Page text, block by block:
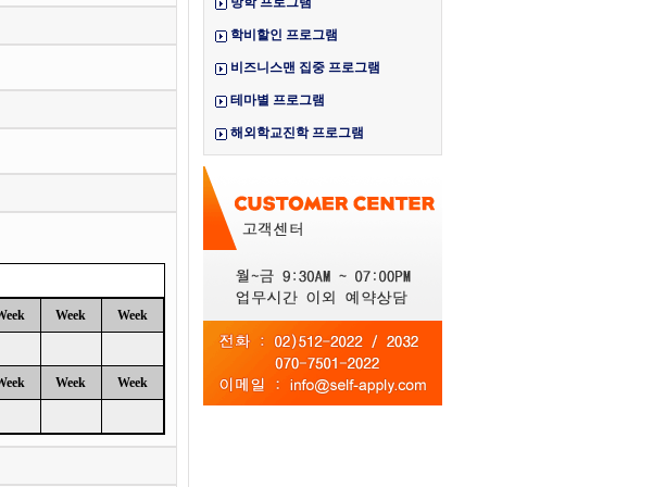
Week Week
Week Week
학비할인 프로그램
비즈니스맨 집중 프로그램
테마별 프로그램
해외학교진학 프로그램